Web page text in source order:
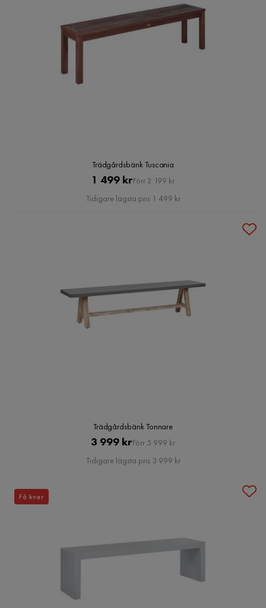
Trädgårdsbänk Tuscania
Pris
1 499 krOriginal
Pris
Förr 2 199 kr
Tidigare lägsta pris 1 499 kr
Trädgårdsbänk Tonnare
Pris
3 999 krOriginal
Pris
Förr 5 999 kr
Tidigare lägsta pris 3 999 kr
Få kvar